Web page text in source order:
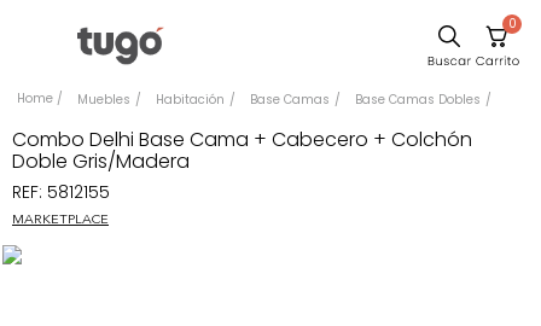
0
Muebles Habitación Base Camas Base Camas Dobles
Combo Delhi Base Cama + Cabecero + Colchón
Doble Gris/Madera
REF: 5812155
MARKETPLACE
Comedor
Escritorio
Silla